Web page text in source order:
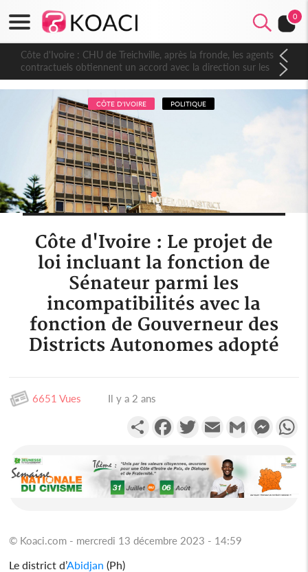
0
Côte d'Ivoire : CHU de Treichville, après la fronde, les agents
contractuels obtiennent un accord avec la direction sur les
arriérés du SMIG 2023
CÔTE D'IVOIRE POLITIQUE
Côte d'Ivoire : Le projet de
loi incluant la fonction de
Sénateur parmi les
incompatibilités avec la
fonction de Gouverneur des
Districts Autonomes adopté
6651 Vues Il y a 2 ans
PartagerFacebookTwitterEmail Gmail
© Koaci.com - mercredi 13 décembre 2023 - 14:59
Le district d’Abidjan (Ph)